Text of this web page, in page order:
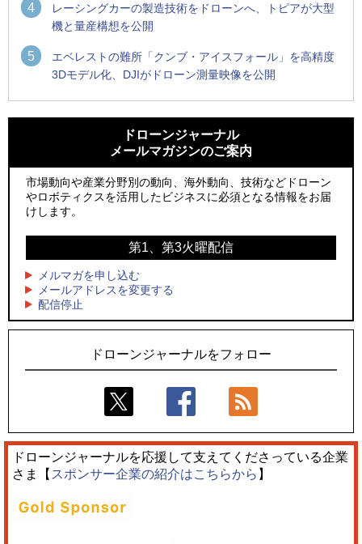
4
レーシングカーの製造技術をドローンへ、トピアが大型
機と量産構想を公開
5
エベレストの難所「クンブ・アイスフォール」を高精度
3Dモデル化、DJIがドローン測量映像を公開
ン」とドローンショーによる新演出を実施
防衛装備庁「迎撃ドローン早期取得プログラム」にテラドロ
ーンが採択、国産機で量産調達を目指す
レッドクリフ、足利花火大会で映画『スパイダーマン』や
ドローンとナイトバブルが競演、「花園ドローンショーフェ
スタ2026」10/3、4開催
飛んだドローン、飛ばなかったドローン
ン」とドローンショーによる新演出を実施
国産AUVを社会実装へ、スタートアップ「BlueArch株式会
社」設立
防衛装備庁「迎撃ドローン早期取得プログラム」にテラドロ
サザンビーチちがさき花火大会で「復活の花火」打ち上げ、
キリンビールがライブ中継と連動した支援企画
ロボデックス、2時間超の飛行を目指す新型水素燃料電池ドロ
ーンを公開
ドローンジャーナル
メールマガジンのご案内
市場動向や産業分野別の動向、海外動向、技術などドローン
やロボティクスを活用したビジネスに必須となる情報をお届
けします。
第1、第3火曜配信
メルマガを申し込む
メールアドレスを変更する
配信停止
ドローンジャーナルをフォロー
ドローンジャーナルを応援して支えてくださっている企業
さま【 スポンサー企業の紹介はこちらから 】